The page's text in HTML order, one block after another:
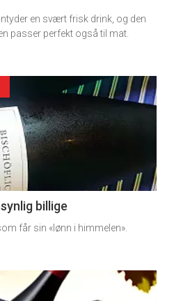
en svært frisk drink, og den
passer perfekt også til mat.
billige
får sin «lønn i himmelen».